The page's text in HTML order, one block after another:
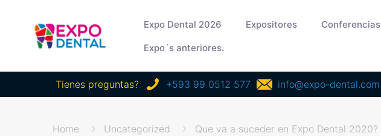
Expo Dental 2026 Expositores Conferencias
Expo´s anteriores.
Tienes preguntas? +593 99 0512 577 info@expo-dental.com
Home Uncategorized Que va a suceder en Expo Dental 2020?